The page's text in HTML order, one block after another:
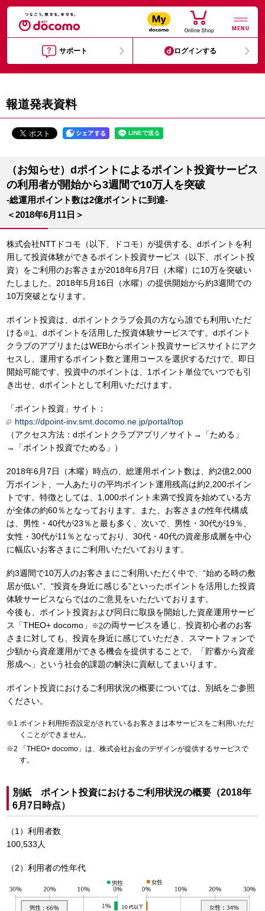
MENU
サポート ログインする
報道発表資料
（お知らせ）dポイントによるポイント投資サービス
の利用者が開始から3週間で10万人を突破
-総運用ポイント数は2億ポイントに到達-
＜2018年6月11日＞
株式会社NTTドコモ（以下、ドコモ）が提供する、dポイントを利
用して投資体験ができるポイント投資サービス（以下、ポイント投
資）をご利用のお客さまが2018年6月7日（木曜）に10万を突破い
たしました。2018年5月16日（水曜）の提供開始から約3週間での
10万突破となります。
ポイント投資は、dポイントクラブ会員の方なら誰でも利用いただ
ける※1
、dポイントを活用した投資体験サービスです。dポイント
クラブのアプリまたはWEBからポイント投資サービスサイトにアク
セスし、運用するポイント数と運用コースを選択するだけで、即日
開始可能です。投資中のポイントは、1ポイント単位でいつでも引
き出せ、dポイントとして利用いただけます。
「ポイント投資」サイト：
https://dpoint-inv.smt.docomo.ne.jp/portal/top
（アクセス方法：dポイントクラブアプリ／サイト→「ためる」
→「ポイント投資でためる」）
2018年6月7日（木曜）時点の、総運用ポイント数は、約2億2,000
万ポイント、一人あたりの平均ポイント運用残高は約2,200ポイン
トです。特徴としては、1,000ポイント未満で投資を始めている方
が全体の約60％となっております。また、お客さまの性年代構成
は、男性・40代が23％と最も多く、次いで、男性・30代が19％、
女性・30代が11％となっており、30代・40代の資産形成層を中心
に幅広いお客さまにご利用いただいております。
約3週間で10万人のお客さまにご利用いただく中で、“始める時の敷
居が低い”、“投資を身近に感じる”といったポイントを活用した投資
体験サービスならではのご意見をいただいております。
今後も、ポイント投資および同日に取扱を開始した資産運用サービ
ス「THEO+ docomo」
※2の両サービスを通じ、投資初心者のお客
さまに対しても、投資を身近に感じていただき、スマートフォンで
少額から資産運用ができる機会を提供することで、「貯蓄から資産
形成へ」という社会的課題の解決に貢献してまいります。
ポイント投資におけるご利用状況の概要については、別紙をご参照
ください。
ポイント利用拒否設定がされているお客さまは本サービスをご利用いただ
くことができません。
「THEO+ docomo」は、株式会社お金のデザインが提供するサービスで
す。
別紙 ポイント投資におけるご利用状況の概要（2018年
6月7日時点）
（1）利用者数
100,533人
（2）利用者の性年代